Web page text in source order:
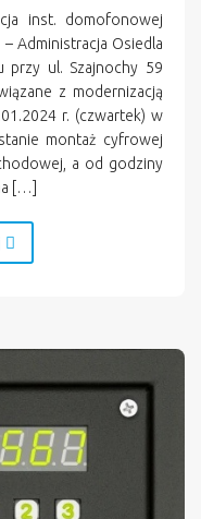
inst. domofonowej
Administracja Osiedla
przy ul. Szajnochy 59
z modernizacją
r. (czwartek) w
montaż cyfrowej
a od godziny
[…]